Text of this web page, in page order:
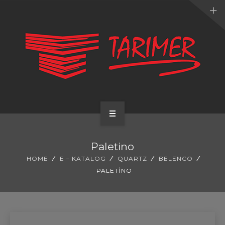
Paletino
HOME E – KATALOG QUARTZ
BELENCO
PALETINO